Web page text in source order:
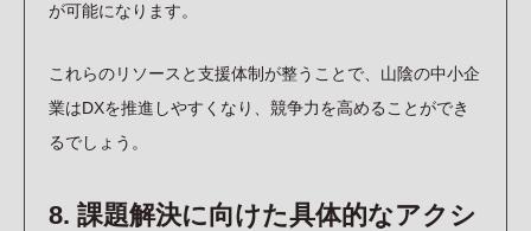
が可能になります。
これらのリソースと支援体制が整うことで、山陰の中小企
業はDXを推進しやすくなり、競争力を高めることができ
るでしょう。
8. 課題解決に向けた具体的なアクシ